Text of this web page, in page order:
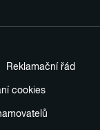
Reklamační řád
cookies